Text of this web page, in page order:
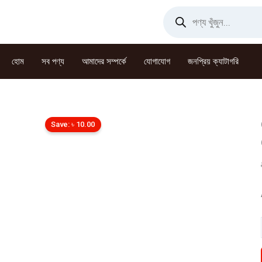
search
হোম সব পণ্য আমাদের সম্পর্কে যোগাযোগ জনপ্রিয় ক্যাটাগরি
Save:৳ 10.00